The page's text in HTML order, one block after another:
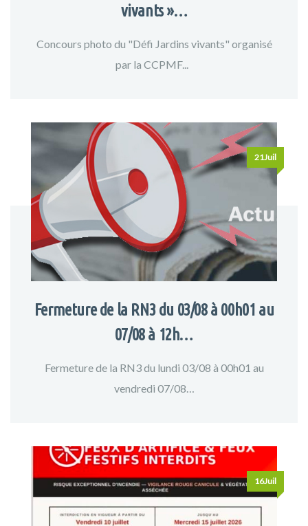
vivants »…
Concours photo du "Défi Jardins vivants" organisé
par la CCPMF...
21Juil
Fermeture de la RN3 du 03/08 à 00h01 au
07/08 à 12h…
Fermeture de la RN3 du lundi 03/08 à 00h01 au
vendredi 07/08…
16Juil